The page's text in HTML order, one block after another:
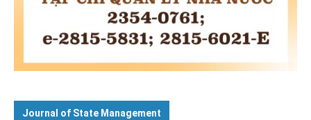
Journal of State Management